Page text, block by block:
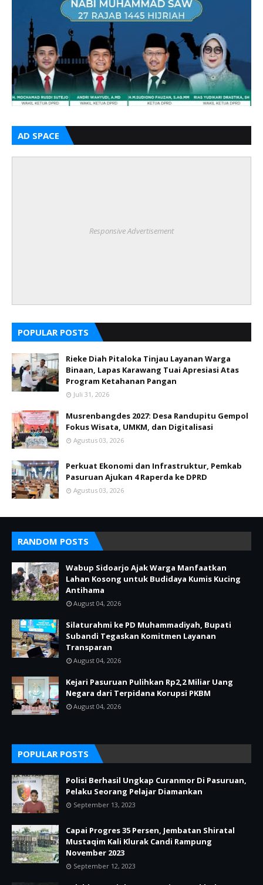
AD SPACE
Responsive Advertisement
POPULAR POSTS
Rieke Diah Pitaloka Tinjau Layanan Warga
Binaan, Lapas Karawang Tuai Apresiasi Atas
Program Ketahanan Pangan
Juli 31, 2026
Musrenbangdes 2027: Desa Randupitu Gempol
Fokus Wisata, UMKM, dan Digitalisasi
Agustus 03, 2026
Perkuat Ekonomi dan Infrastruktur, Pemkab
Pasuruan Ajukan 4 Raperda ke DPRD
Agustus 03, 2026
RANDOM POSTS
Wabup Sidoarjo Ajak Warga Manfaatkan
Lahan Kosong untuk Budidaya Kumis Kucing
Antihama
August 04, 2026
Silaturahmi ke PD Muhammadiyah, Bupati
Subandi Tegaskan Komitmen Layanan
Transparan
August 04, 2026
Kejari Pasuruan Pulihkan Rp2,2 Miliar Uang
Negara dari Terpidana Korupsi PKBM
August 04, 2026
POPULAR POSTS
Polisi Berhasil Ungkap Curanmor Di Pasuruan,
Pelaku Seorang Pelajar Diamankan
September 13, 2023
Capai Progres 35 Persen, Jembatan Shiratal
Mustaqim Kali Klurak Candi Rampung
November 2023
September 12, 2023